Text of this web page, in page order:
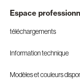
Espace
téléchargements
Information technique
Modèles et couleurs